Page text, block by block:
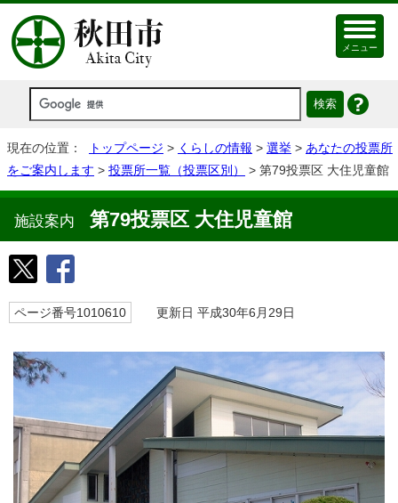
メニュー
現在の位置： トップページ > くらしの情報 > 選挙 > あなたの投票所
をご案内します > 投票所一覧（投票区別） > 第79投票区 大住児童館
施設案内 第79投票区 大住児童館
ページ番号1010610 更新日 平成30年6月29日